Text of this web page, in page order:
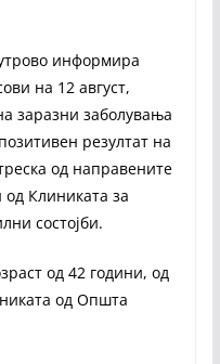
информира
на 12 август,
заразни заболувања
резултат на
од направените
од Клиниката за
состојби.
од 42 години, од
од Општа